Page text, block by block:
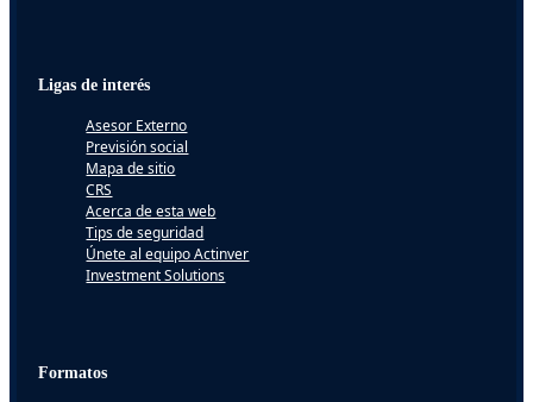
Ligas de interés
Asesor Externo
Previsión social
Mapa de sitio
CRS
Acerca de esta web
Tips de seguridad
Únete al equipo Actinver
Investment Solutions
Formatos